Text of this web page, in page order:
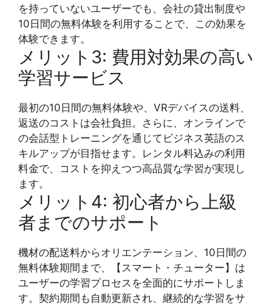
を持っていないユーザーでも、会社の貸出制度や
10日間の無料体験を利用することで、この効果を
体験できます。
メリット3: 費用対効果の高い
学習サービス
最初の10日間の無料体験や、VRデバイスの送料、
返送のコストは会社負担。さらに、オンラインで
の会話型トレーニングを通じてビジネス英語のス
キルアップが目指せます。レンタル料込みの利用
料金で、コストを抑えつつ高品質な学習が実現し
ます。
メリット4: 初心者から上級
者までのサポート
機材の配送料からオリエンテーション、10日間の
無料体験期間まで、【スマート・チューター】は
ユーザーの学習プロセスを全面的にサポートしま
す。契約期間も自動更新され、継続的な学習をサ